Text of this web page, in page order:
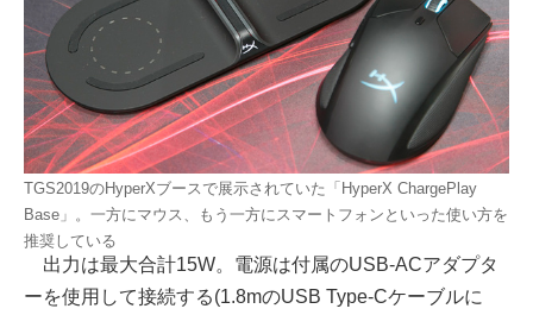
TGS2019のHyperXブースで展示されていた「HyperX ChargePlay
Base」。一方にマウス、もう一方にスマートフォンといった使い方を
推奨している
出力は最大合計15W。電源は付属のUSB-ACアダプタ
ーを使用して接続する(1.8mのUSB Type-Cケーブルに